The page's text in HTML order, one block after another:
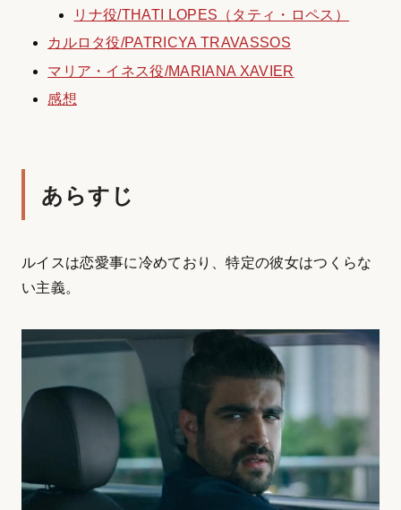
リナ役/THATI LOPES（タティ・ロペス）
カルロタ役/PATRICYA TRAVASSOS
マリア・イネス役/MARIANA XAVIER
感想
あらすじ
ルイスは恋愛事に冷めており、特定の彼女はつくらな
い主義。